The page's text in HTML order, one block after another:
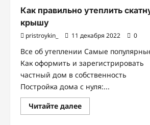
Как правильно утеплить
крышу
pristroykin_ 11 декабря 2022 0
Все об утеплении Самые
Как оформить и зарегистрировать
частный дом в собственность
Постройка дома с нуля:...
Читайте далееПрочитать
больше